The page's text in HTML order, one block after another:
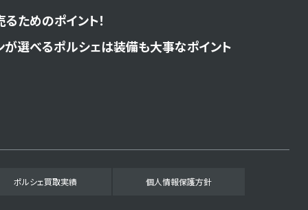
ためのポイント！
が選べるポルシェは装備も大事なポイント
ポルシェ買取実績 個人情報保護方針